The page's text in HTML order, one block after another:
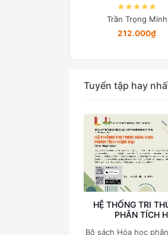
Trần Trọng Minh
212.000₫
Tuyển tập hay
HỆ THỐNG TRI
PHÂN TÍCH
Bộ sách Hóa học